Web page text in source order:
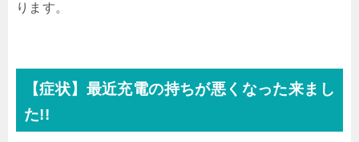
ります。
【症状】最近充電の持ちが悪くなった来まし
た!!